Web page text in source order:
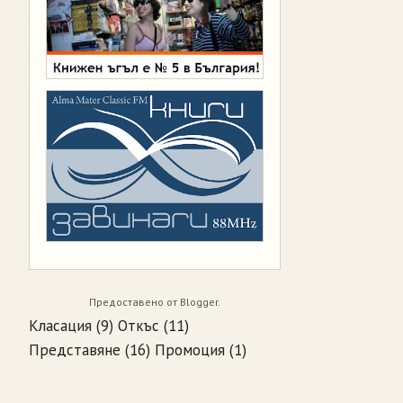
Предоставено от Blogger.
Класация (9) Откъс (11)
Представяне (16) Промоция (1)